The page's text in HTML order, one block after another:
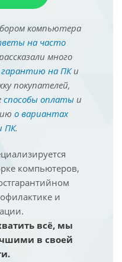
компьютера
на часто
много
на ПКи
покупателей,
способы оплатыи
о вариантах
ПК.
компьютеров,
и
всё, мы
в своей